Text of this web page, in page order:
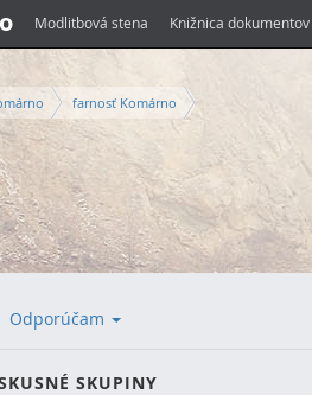
Modlitbová stena Knižnica dokumentov
farnosť Komárno
Odporúčam
SKUPINY